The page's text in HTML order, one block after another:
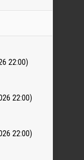
22:00)
22:00)
22:00)